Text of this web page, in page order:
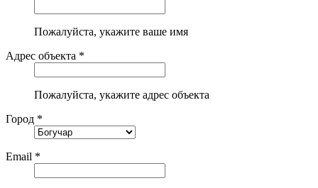
Пожалуйста, укажите ваше имя
Адрес объекта *
Пожалуйста, укажите адрес объекта
Город *
Email *